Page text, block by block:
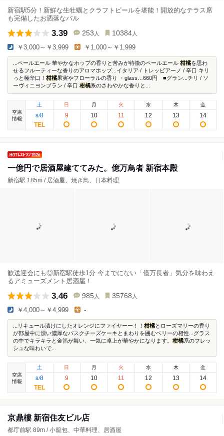
新宿駅5分！新鮮な生牡蠣とクラフトビールを堪能！開放的なテラス席
も完備したお洒落なバル
3.39 253 人 10384 人
￥3,000～￥3,999 ￥1,000～￥1,999
...ペールエール 華やかなホップの香りと苦みが特徴のペールエール 柑橘を思わ
せるフルーティーな香りのアロマホップ...イタリア / トレッビアーノ / 辛口 キリ
っと極辛口！ 柑橘果実やフローラルの香り ・glass…660円 ■グラン...チリ / ソ
ーヴィニヨンブラン / 辛口 柑橘系のさわやかな香りと...
空席
情報
土
8/8
日
9
月
10
火
11
水
12
木
13
金
14
一億円で居酒屋建ててみた。億万鳥者 新宿本殿
新宿駅 185m / 居酒屋、焼き鳥、日本料理
歓送迎会にも◎新宿駅徒歩1分 今までにない「億万長者」気分を味わえ
るアミューズメント居酒屋！
3.46 985 人 35768 人
￥4,000～￥4,999 -
...リキュール漬けにしたオレンジにファイヤーー！！ 柑橘とローズマリーの香り
が部屋中に漂い濃厚なバスクチーズケーキとまわりを囲むベリーの相性...グラス
の中でキラキラと金箔が舞い、一気に卓上が華やかになります。 柑橘系のフレッ
シュな味わいで...
空席
情報
土
8/8
日
9
月
10
火
11
水
12
木
13
金
14
京鼎樓 新宿住友ビル店
都庁前駅 89m / 小籠包、中華料理、居酒屋